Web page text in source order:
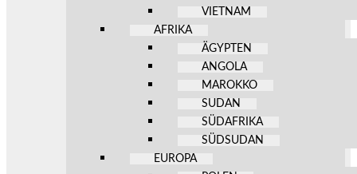
VIETNAM
AFRIKA
ÄGYPTEN
ANGOLA
MAROKKO
SUDAN
SÜDAFRIKA
SÜDSUDAN
EUROPA